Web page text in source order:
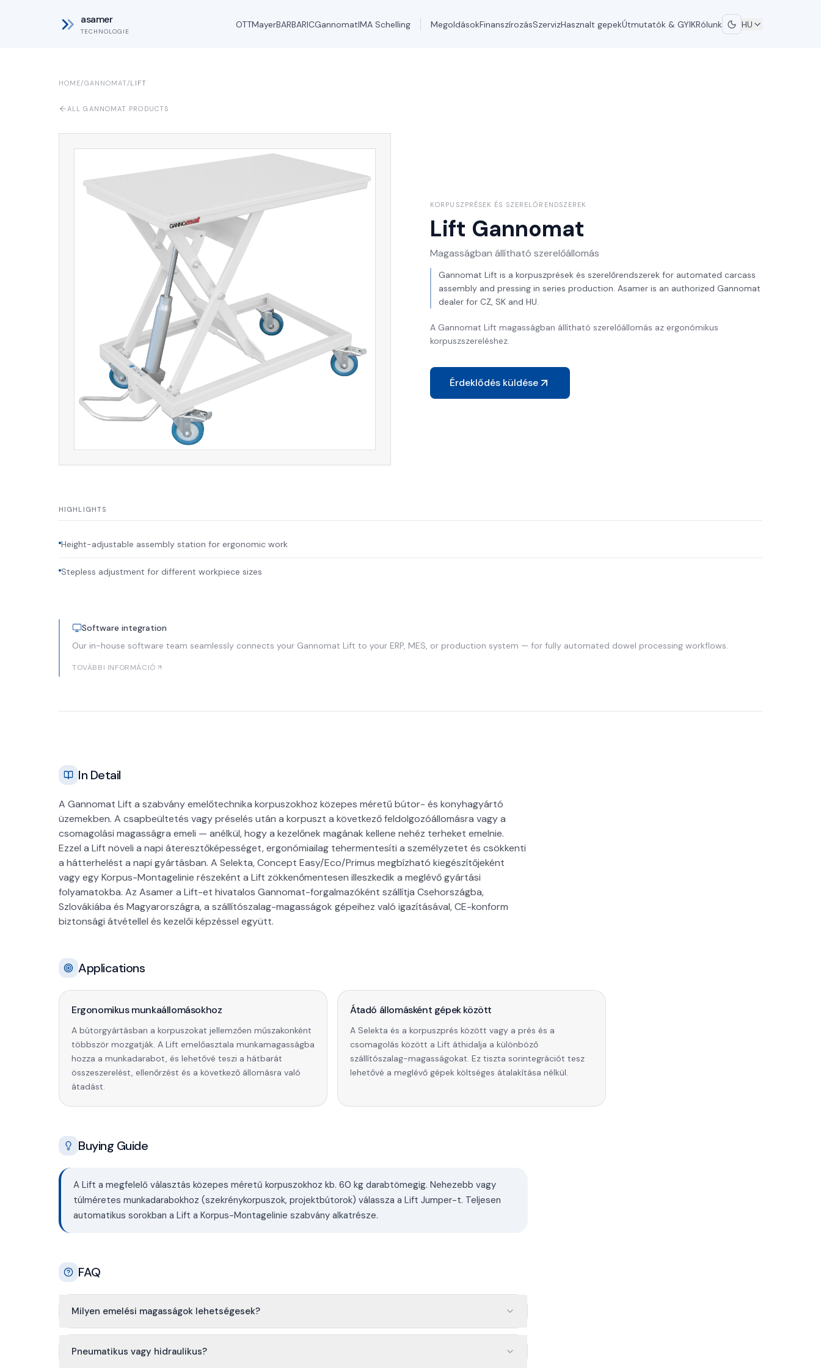
asamer
TECHNOLOGIE
OTTMayerBARBARICGannomatIMA Schelling MegoldásokFinanszírozásSzervizHasznalt gepekÚtmutatók & GYIKRólunk HU
HOME/GANNOMAT/LIFT
ALL GANNOMAT PRODUCTS
KORPUSZPRÉSEK ÉS SZERELŐRENDSZEREK
Lift Gannomat
Magasságban állítható szerelőállomás
Gannomat Lift is a korpuszprések és szerelőrendszerek for automated carcass
assembly and pressing in series production. Asamer is an authorized Gannomat
dealer for CZ, SK and HU.
A Gannomat Lift magasságban állítható szerelőállomás az ergonómikus
korpuszszereléshez.
Érdeklődés küldése
HIGHLIGHTS
Height-adjustable assembly station for ergonomic work
Stepless adjustment for different workpiece sizes
Software integration
Our in-house software team seamlessly connects your Gannomat Lift to your ERP, MES, or production system — for fully automated dowel processing workflows.
TOVÁBBI INFORMÁCIÓ
In Detail
A Gannomat Lift a szabvány emelőtechnika korpuszokhoz közepes méretű bútor- és konyhagyártó
üzemekben. A csapbeültetés vagy préselés után a korpuszt a következő feldolgozóállomásra vagy a
csomagolási magasságra emeli — anélkül, hogy a kezelőnek magának kellene nehéz terheket emelnie.
Ezzel a Lift növeli a napi áteresztőképességet, ergonómiailag tehermentesíti a személyzetet és csökkenti
a hátterhelést a napi gyártásban. A Selekta, Concept Easy/Eco/Primus megbízható kiegészítőjeként
vagy egy Korpus-Montagelinie részeként a Lift zökkenőmentesen illeszkedik a meglévő gyártási
folyamatokba. Az Asamer a Lift-et hivatalos Gannomat-forgalmazóként szállítja Csehországba,
Szlovákiába és Magyarországra, a szállítószalag-magasságok gépeihez való igazításával, CE-konform
biztonsági átvétellel és kezelői képzéssel együtt.
Applications
Ergonomikus munkaállomásokhoz
A bútorgyártásban a korpuszokat jellemzően műszakonként
többször mozgatják. A Lift emelőasztala munkamagasságba
hozza a munkadarabot, és lehetővé teszi a hátbarát
összeszerelést, ellenőrzést és a következő állomásra való
átadást.
Átadó állomásként gépek között
A Selekta és a korpuszprés között vagy a prés és a
csomagolás között a Lift áthidalja a különböző
szállítószalag-magasságokat. Ez tiszta sorintegrációt tesz
lehetővé a meglévő gépek költséges átalakítása nélkül.
Buying Guide
A Lift a megfelelő választás közepes méretű korpuszokhoz kb. 60 kg darabtömegig. Nehezebb vagy
túlméretes munkadarabokhoz (szekrénykorpuszok, projektbútorok) válassza a Lift Jumper-t. Teljesen
automatikus sorokban a Lift a Korpus-Montagelinie szabvány alkatrésze.
FAQ
Milyen emelési magasságok lehetségesek?
Pneumatikus vagy hidraulikus?